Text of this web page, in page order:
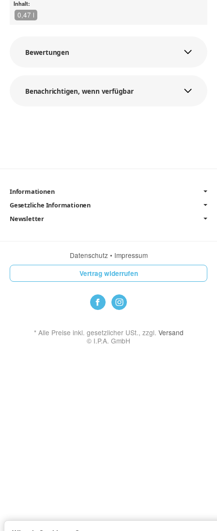
Inhalt:
0,47 l
Bewertungen
Benachrichtigen, wenn verfügbar
Informationen
Gesetzliche Informationen
Newsletter
Datenschutz • Impressum
Vertrag widerrufen
*Alle Preise inkl. gesetzlicher USt., zzgl. Versand
© I.P.A. GmbH